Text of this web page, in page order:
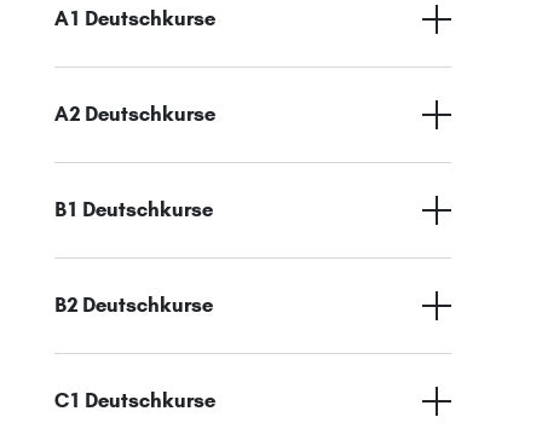
A1 Deutschkurse
A2 Deutschkurse
B1 Deutschkurse
B2 Deutschkurse
C1 Deutschkurse